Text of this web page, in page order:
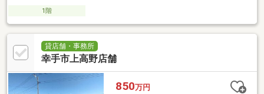
1階
貸店舗・事務所
幸手市上高野店舗
850万円